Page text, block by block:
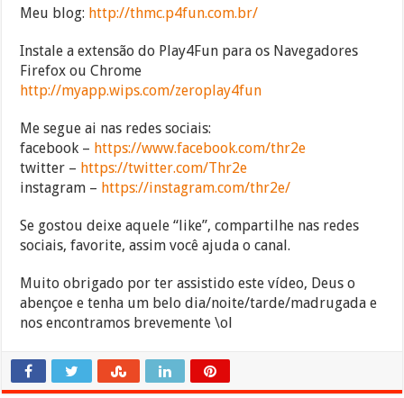
Meu blog: http://thmc.p4fun.com.br/
Instale a extensão do Play4Fun para os Navegadores
Firefox ou Chrome
http://myapp.wips.com/zeroplay4fun
Me segue ai nas redes sociais:
facebook – https://www.facebook.com/thr2e
twitter – https://twitter.com/Thr2e
instagram – https://instagram.com/thr2e/
Se gostou deixe aquele “like”, compartilhe nas redes
sociais, favorite, assim você ajuda o canal.
Muito obrigado por ter assistido este vídeo, Deus o
abençoe e tenha um belo dia/noite/tarde/madrugada e
nos encontramos brevemente \ol